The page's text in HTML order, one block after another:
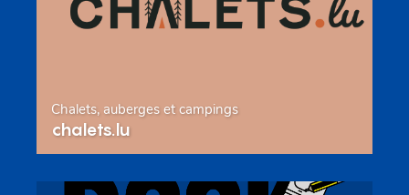
Chalets, auberges et campings
chalets.lu